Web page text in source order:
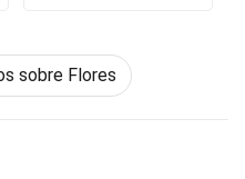
sobre Flores